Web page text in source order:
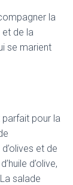
la
et de la
se marient
pour la
et de
d’olive,
salade